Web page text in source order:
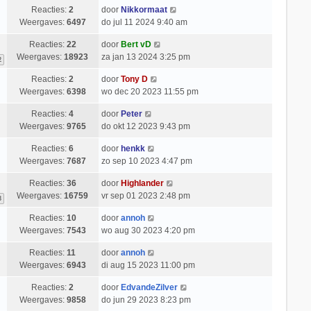
Reacties:2
Weergaves: 6497
door Nikkormaat
do jul 11 2024 9:40 am
Reacties: 22
Weergaves:18923
door Bert vD
za jan 13 2024 3:25 pm
Reacties:2
Weergaves: 6398
door Tony D
wo dec 20 2023 11:55 pm
Reacties:4
Weergaves: 9765
door Peter
do okt 12 2023 9:43 pm
Reacties:6
Weergaves: 7687
door henkk
zo sep 10 2023 4:47 pm
Reacties: 36
Weergaves:16759
door Highlander
vr sep 01 2023 2:48 pm
Reacties: 10
Weergaves: 7543
door annoh
wo aug 30 2023 4:20 pm
Reacties:11
Weergaves: 6943
door annoh
di aug 15 2023 11:00 pm
Reacties:2
Weergaves: 9858
door EdvandeZilver
do jun 29 2023 8:23 pm